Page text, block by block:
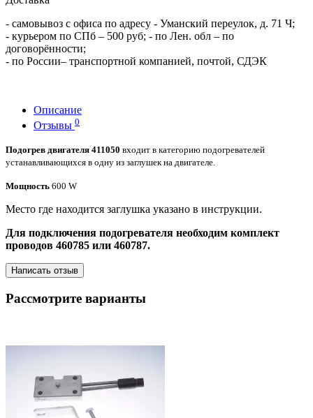
- самовывоз с офиса по адресу - Уманский переулок, д. 71 Ч;
- курьером по СПб – 500 руб; - по Лен. обл – по
договорённости;
- по России– транспортной компанией, почтой, СДЭК
Описание
Отзывы 0
Подогрев двигателя 411050 входит в категорию подогревателей
устанавливающихся в одну из заглушек на двигателе.
Мощность 600 W
Место где находится заглушка указано в инструкции.
Для подключения подогревателя необходим комплект
проводов 460785 или 460787.
Написать отзыв
Рассмотрите варианты